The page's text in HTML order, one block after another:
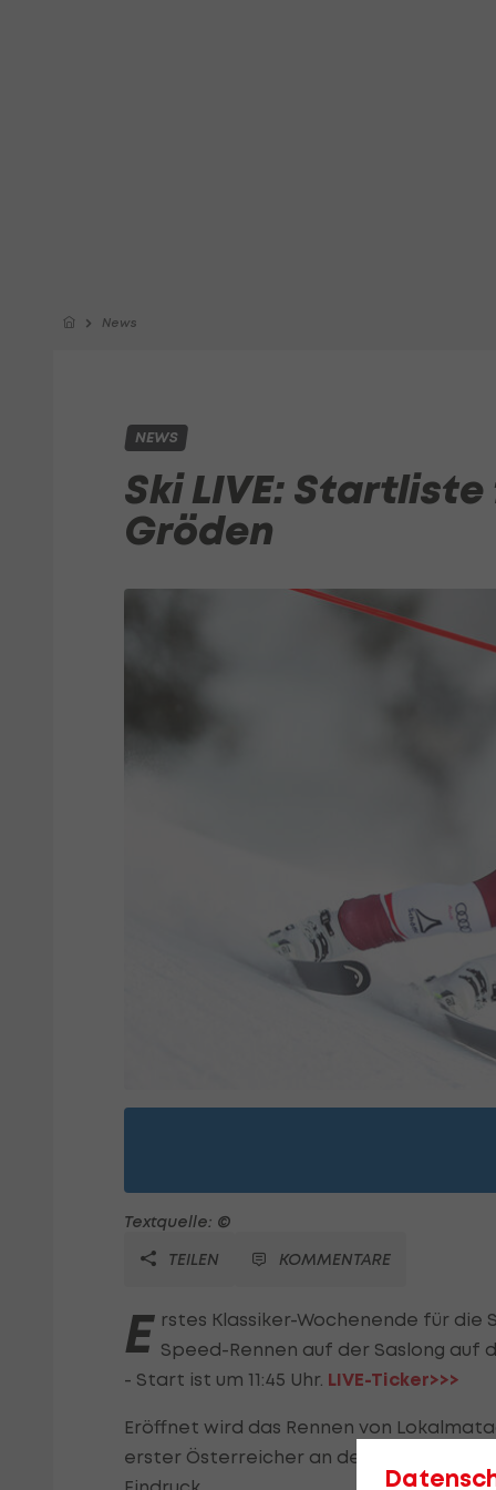
News
NEWS
Ski LIVE:
Gröden
Textquelle: ©
TEILEN
KOMMENTARE
E rstes Klassiker-Wochenende für die
Speed-Rennen auf der Saslong auf
- Start ist um 11:45 Uhr. LIVE-Ticker>>>
Eröffnet wird das Rennen von
erster Österreicher an den Start. Der